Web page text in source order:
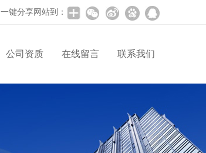
一键分享网站到：
公司资质 在线留言 联系我们